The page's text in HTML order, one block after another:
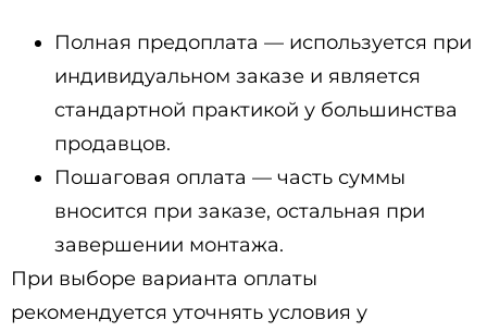
Полная предоплата — используется при
индивидуальном заказе и является
стандартной практикой у большинства
продавцов.
Пошаговая оплата — часть суммы
вносится при заказе, остальная при
завершении монтажа.
При выборе варианта оплаты
рекомендуется уточнять условия у